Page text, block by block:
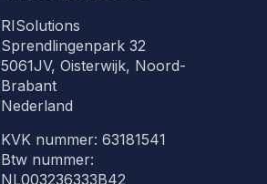
RISolutions
Sprendlingenpark 32
5061JV, Oisterwijk, Noord-
Brabant
Nederland
KVK nummer: 63181541
Btw nummer:
NL003236333B42